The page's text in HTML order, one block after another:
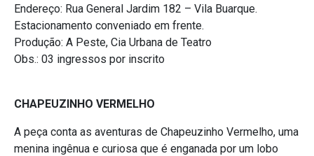
Endereço: Rua General Jardim 182 – Vila Buarque.
Estacionamento conveniado em frente.
Produção: A Peste, Cia Urbana de Teatro
Obs.: 03 ingressos por inscrito
CHAPEUZINHO VERMELHO
A peça conta as aventuras de Chapeuzinho Vermelho, uma
menina ingênua e curiosa que é enganada por um lobo